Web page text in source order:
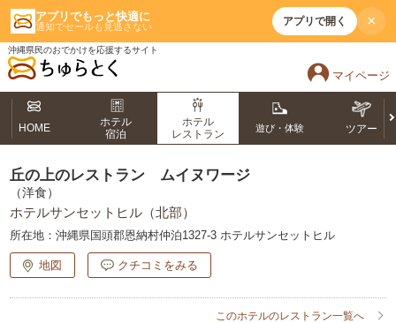
アプリでもっと快適に
通知でセールも見逃さない アプリで開く ×
沖縄県民のおでかけを応援するサイト
マイページ
HOME
ホテル
宿泊
ホテル
レストラン
遊び・体験 ツアー
丘の上のレストラン ムイヌワージ
（洋食）
ホテルサンセットヒル（北部）
所在地：沖縄県国頭郡恩納村仲泊1327-3 ホテルサンセットヒル
地図 クチコミをみる
このホテルのレストラン一覧へ